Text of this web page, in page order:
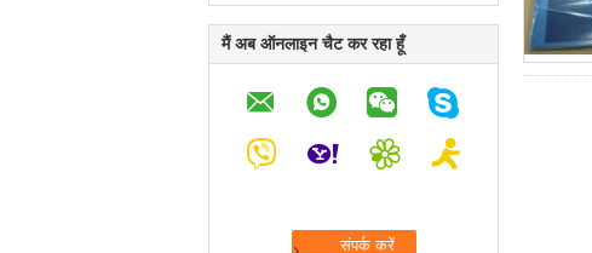
मैं अब ऑनलाइन चैट कर रहा हूँ